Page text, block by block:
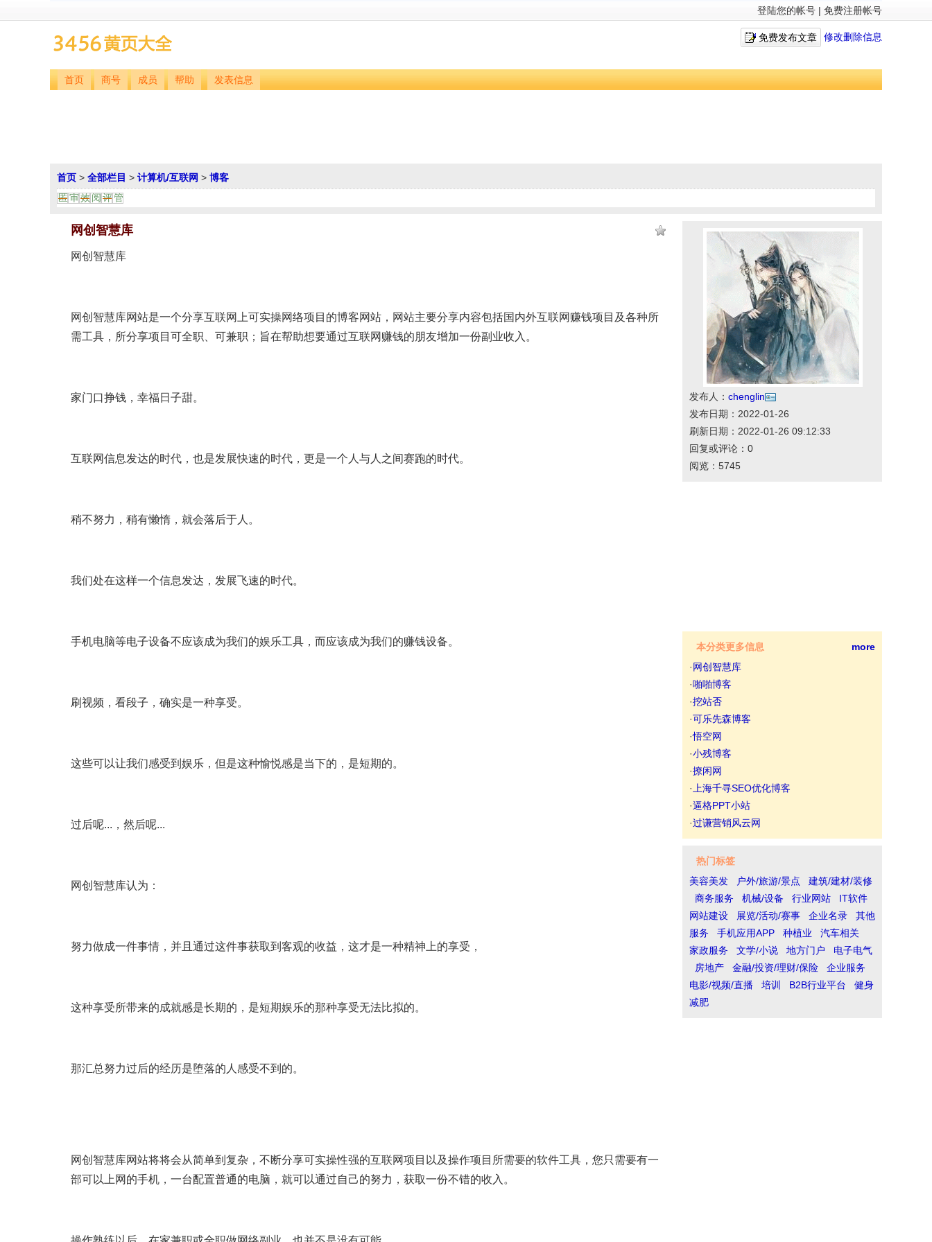
登陆您的帐号 | 免费注册帐号
免费发布文章 修改删除信息
首页 商号 成员 帮助 发表信息
首页 > 全部栏目 > 计算机/互联网 > 博客
匿 审 效 阅 评 管
网创智慧库
网创智慧库
网创智慧库网站是一个分享互联网上可实操网络项目的博客网站，网站主要分享内容包括国内外互联网赚钱项目及各种所
需工具，所分享项目可全职、可兼职；旨在帮助想要通过互联网赚钱的朋友增加一份副业收入。
家门口挣钱，幸福日子甜。
互联网信息发达的时代，也是发展快速的时代，更是一个人与人之间赛跑的时代。
稍不努力，稍有懒惰，就会落后于人。
我们处在这样一个信息发达，发展飞速的时代。
手机电脑等电子设备不应该成为我们的娱乐工具，而应该成为我们的赚钱设备。
刷视频，看段子，确实是一种享受。
这些可以让我们感受到娱乐，但是这种愉悦感是当下的，是短期的。
过后呢...，然后呢...
网创智慧库认为：
努力做成一件事情，并且通过这件事获取到客观的收益，这才是一种精神上的享受，
这种享受所带来的成就感是长期的，是短期娱乐的那种享受无法比拟的。
那汇总努力过后的经历是堕落的人感受不到的。
网创智慧库网站将将会从简单到复杂，不断分享可实操性强的互联网项目以及操作项目所需要的软件工具，您只需要有一
部可以上网的手机，一台配置普通的电脑，就可以通过自己的努力，获取一份不错的收入。
发布人： chenglin
发布日期：2022-01-26
刷新日期：2022-01-26 09:12:33
回复或评论：0
阅览：5745
more
本分类更多信息
·网创智慧库
·啪啪博客
·挖站否
·可乐先森博客
·悟空网
·小残博客
·撩闲网
· 上海千寻SEO优化博客
·逼格PPT小站
·过谦营销风云网
热门标签
美容美发
户外/旅游/景点
建筑/建材/装修
商务服务
机械/设备 行业网站
IT软件
网站建设
展览/活动/赛事 企业名录
其他
服务
手机应用APP 种植业
汽车相关
家政服务
文学/小说 地方门户
电子电气
房地产
金融/投资/理财/保险
企业服务
电影/视频/直播
培训 B2B行业平台
健身
减肥